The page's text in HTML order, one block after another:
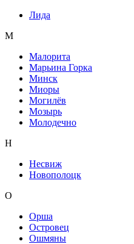
Лида
М
Малорита
Марьина Горка
Минск
Миоры
Могилёв
Мозырь
Молодечно
Н
Несвиж
Новополоцк
О
Орша
Островец
Ошмяны